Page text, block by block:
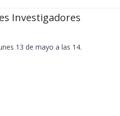
Investigadores
13 de mayo a las 14.